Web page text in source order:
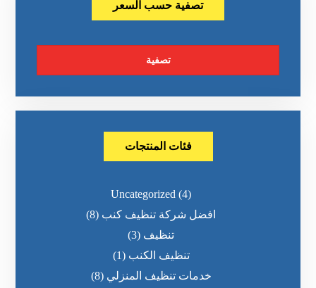
تصفية حسب السعر
تصفية
فئات المنتجات
Uncategorized (4)
افضل شركة تنظيف كنب (8)
تنظيف (3)
تنظيف الكنب (1)
خدمات تنظيف المنزلي (8)